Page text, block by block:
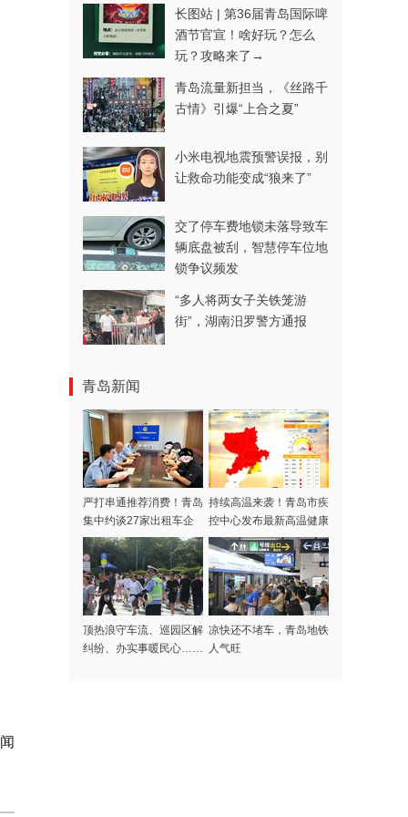
长图站 | 第36届青岛国际啤
酒节官宣！啥好玩？怎么
玩？攻略来了→
青岛流量新担当，《丝路千
古情》引爆“上合之夏”
小米电视地震预警误报，别
让救命功能变成“狼来了”
交了停车费地锁未落导致车
辆底盘被刮，智慧停车位地
锁争议频发
“多人将两女子关铁笼游
街”，湖南汨罗警方通报
青岛新闻
严打串通推荐消费！青岛
集中约谈27家出租车企
业
持续高温来袭！青岛市疾
控中心发布最新高温健康
风险提示
顶热浪守车流、巡园区解
纠纷、办实事暖民心……
凉快还不堵车，青岛地铁
人气旺